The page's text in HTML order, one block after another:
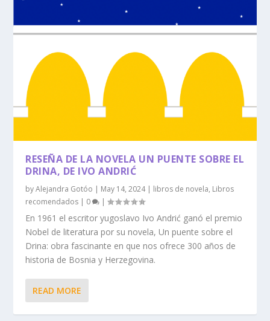
RESEÑA DE LA NOVELA UN PUENTE SOBRE EL
DRINA, DE IVO ANDRIĆ
byAlejandra Gotóo | May 14, 2024| libros de novela, Libros
recomendados | 0 |
En 1961 el escritor yugoslavo Ivo Andrić ganó el premio
Nobel de literatura por su novela, Un puente sobre el
Drina: obra fascinante en que nos ofrece 300 años de
historia de Bosnia y Herzegovina.
READ MORE